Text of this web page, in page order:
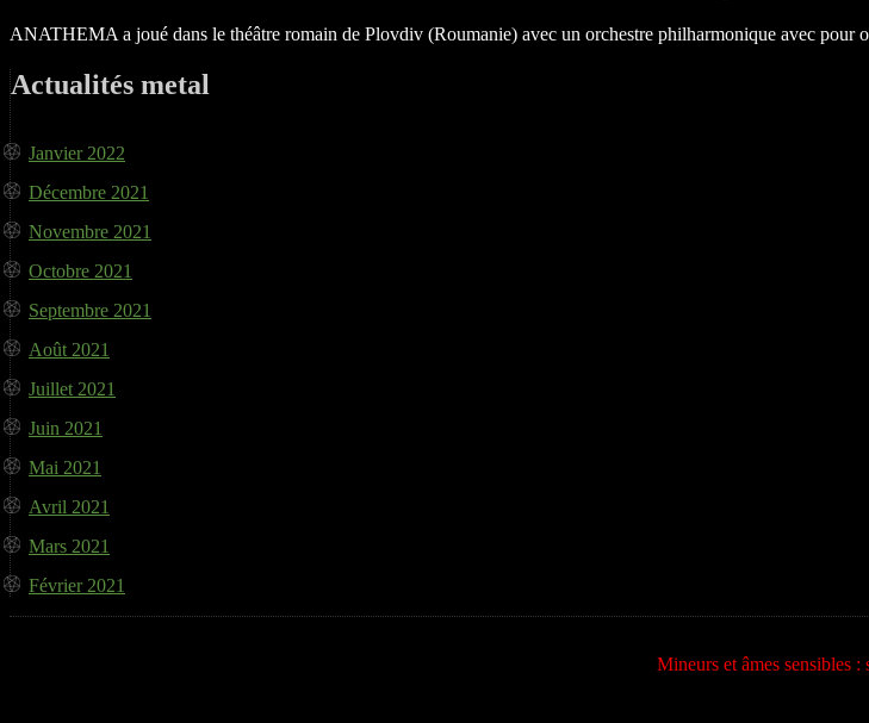
ANATHEMA a joué dans le théâtre romain de Plovdiv (Roumanie) avec un orchestre philharmonique avec pour
Actualités metal
Janvier 2022
Décembre 2021
Novembre 2021
Octobre 2021
Septembre 2021
Août 2021
Juillet 2021
Juin 2021
Mai 2021
Avril 2021
Mars 2021
Février 2021
Mineurs et âmes sensibles :